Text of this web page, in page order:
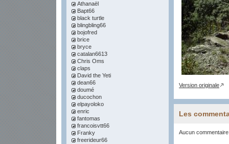
Athanaël
Bapt66
black turtle
blingbling66
bojofred
brice
bryce
catalan6613
Chris Oms
claps
David the Yeti
dean66
doumé
ducochon
elpayoloko
enric
fantomas
francoisvtt66
Franky
freerideur66
Version originale
Les
Aucun